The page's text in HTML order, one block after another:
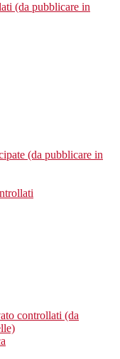
(da pubblicare in
(da pubblicare in
controllati (da